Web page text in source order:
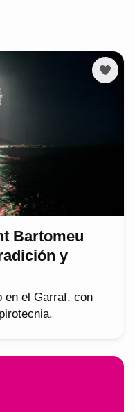
Bartomeu
y
en el Garraf, con